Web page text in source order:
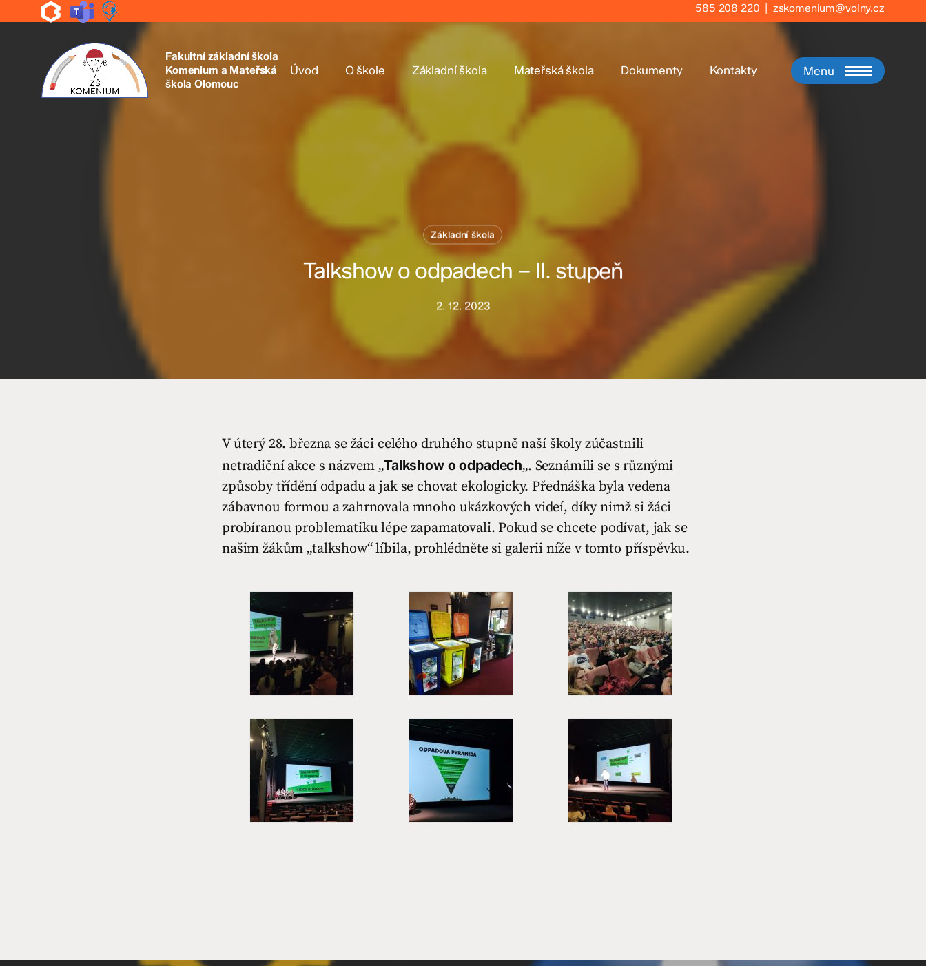
to
585 208 220 | zskomenium@volny.cz
Fakultní základní škola
Komenium a Mateřská
škola Olomouc
Úvod O škole Základní škola Mateřská škola Dokumenty Kontakty Menu
Základní škola
Talkshow o odpadech – II. stupeň
2. 12. 2023
V úterý 28. března se žáci celého druhého stupně naší školy zúčastnili
netradiční akce s názvem „Talkshow o odpadech„. Seznámili se s různými
způsoby třídění odpadu a jak se chovat ekologicky. Přednáška byla vedena
zábavnou formou a zahrnovala mnoho ukázkových videí, díky nimž si žáci
probíranou problematiku lépe zapamatovali. Pokud se chcete podívat, jak se
našim žákům „talkshow“ líbila, prohlédněte si galerii níže v tomto příspěvku.